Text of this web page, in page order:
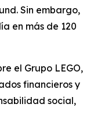
Sin embargo,
en más de 120
el Grupo LEGO,
financieros y
social,